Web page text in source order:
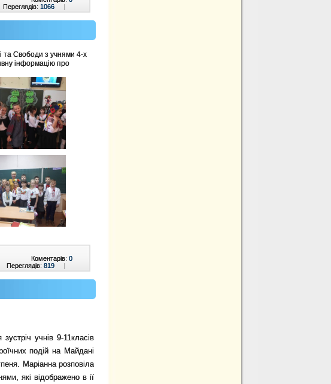
Переглядів: 1066
та Свободи з учнями 4-х
інформацію про
Коментарів: 0
Переглядів: 819 |
учнів 9-11класів
подій на Майдані
Маріанна розповіла
які відображено в ії